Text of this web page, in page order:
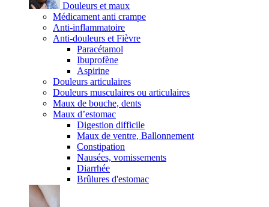
Douleurs et maux
Médicament anti crampe
Anti-inflammatoire
Anti-douleurs et Fièvre
Paracétamol
Ibuprofène
Aspirine
Douleurs articulaires
Douleurs musculaires ou articulaires
Maux de bouche, dents
Maux d’estomac
Digestion difficile
Maux de ventre, Ballonnement
Constipation
Nausées, vomissements
Diarrhée
Brûlures d'estomac